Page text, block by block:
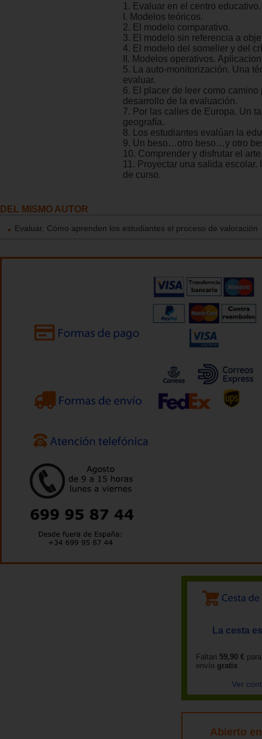
1. Evaluar en el centro educativo.
I. Modelos teóricos.
2. El modelo comparativo.
3. El modelo sin referencia a
4. El modelo del somelier y del
II. Modelos operativos.
5. La auto-monitorización. Una
evaluar.
6. El placer de leer como camino
desarrollo de la evaluación.
7. Por las calles de Europa. Un
geografía.
8. Los estudiantes evalúan la
9. Un beso…otro beso…y otro
10. Comprender y disfrutar el
11. Proyectar una salida escolar.
de curso.
DEL MISMO AUTOR
Evaluar. Cómo aprenden los estudiantes el proceso de valoración
La cesta
Faltan 59,90 €
envío gratis
Ver
Abierto